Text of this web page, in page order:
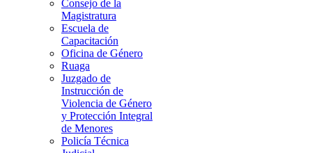
Consejo de la
Magistratura
Escuela de
Capacitación
Oficina de Género
Ruaga
Juzgado de
Instrucción de
Violencia de Género
y Protección Integral
de Menores
Policía Técnica